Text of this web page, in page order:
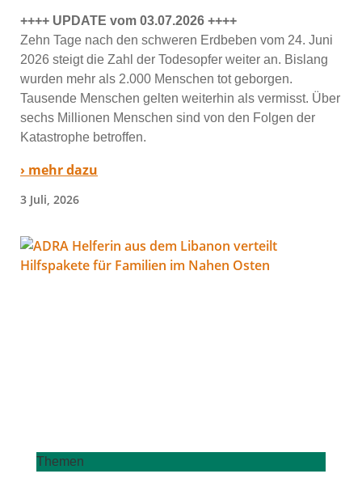
++++ UPDATE vom 03.07.2026 ++++
Zehn Tage nach den schwe­ren Erdbeben vom 24. Juni
2026 steigt die Zahl der Todesopfer wei­ter an. Bislang
wur­den mehr als 2.000 Menschen tot gebor­gen.
Tausende Menschen gel­ten wei­ter­hin als ver­misst. Über
sechs Millionen Menschen sind von den Folgen der
Katastrophe betrof­fen.
› mehr dazu
3 Juli, 2026
Themen